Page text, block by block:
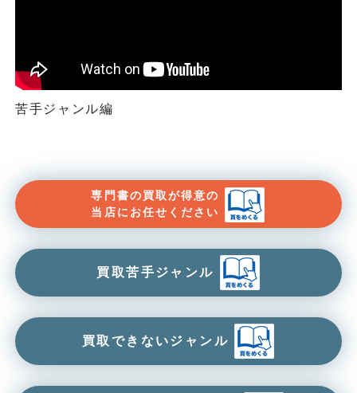
苦手ジャンル編
専門書の買取が得意の
当店にお任せください
買取苦手ジャンル
買取できないジャンル